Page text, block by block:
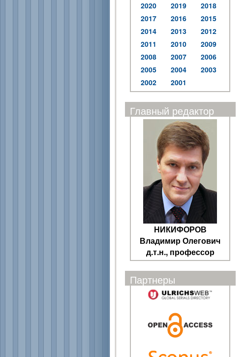
2020
2019
2018
2017
2016
2015
2014
2013
2012
2011
2010
2009
2008
2007
2006
2005
2004
2003
2002
2001
Главный редактор
НИКИФОРОВ
Владимир Олегович
д.т.н., профессор
Партнеры